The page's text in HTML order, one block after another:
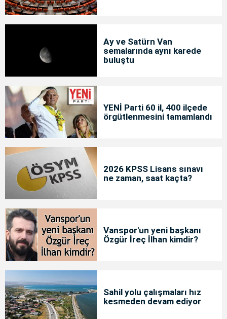
Ay ve Satürn Van
semalarında aynı karede
buluştu
YENİ Parti 60 il, 400 ilçede
örgütlenmesini tamamlandı
2026 KPSS Lisans sınavı
ne zaman, saat kaçta?
Vanspor'un yeni başkanı
Özgür İreç İlhan kimdir?
Sahil yolu çalışmaları hız
kesmeden devam ediyor